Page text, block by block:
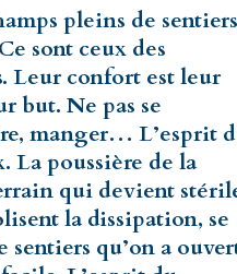
pleins de
sont ceux des
Leur confort est leur
but. Ne pas se
manger… L’esprit
La poussière de la
qui devient
la dissipation, se
qu’on a